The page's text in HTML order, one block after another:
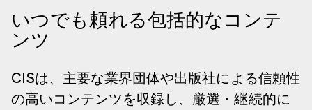
いつでも頼れる包括的なコンテ
ンツ
CISは、主要な業界団体や出版社による信頼性
の高いコンテンツを収録し、厳選・継続的に